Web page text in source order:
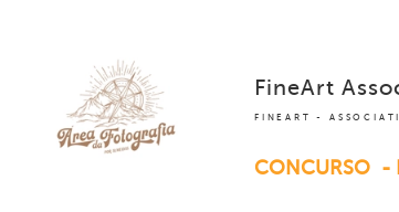
FINEART -
FineArt
CONCURSO -